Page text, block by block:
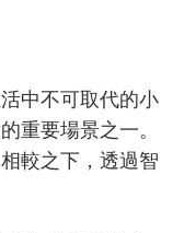
中不可取代的小
重要場景之一。
較之下，透過智